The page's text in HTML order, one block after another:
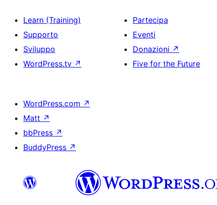
Learn (Training)
Supporto
Sviluppo
WordPress.tv ↗
Partecipa
Eventi
Donazioni ↗
Five for the Future
WordPress.com ↗
Matt ↗
bbPress ↗
BuddyPress ↗